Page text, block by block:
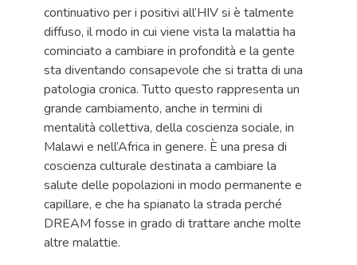
continuativo per i positivi all’HIV si è talmente
diffuso, il modo in cui viene vista la malattia ha
cominciato a cambiare in profondità e la gente
sta diventando consapevole che si tratta di una
patologia cronica. Tutto questo rappresenta un
grande cambiamento, anche in termini di
mentalità collettiva, della coscienza sociale, in
Malawi e nell’Africa in genere. È una presa di
coscienza culturale destinata a cambiare la
salute delle popolazioni in modo permanente e
capillare, e che ha spianato la strada perché
DREAM fosse in grado di trattare anche molte
altre malattie.